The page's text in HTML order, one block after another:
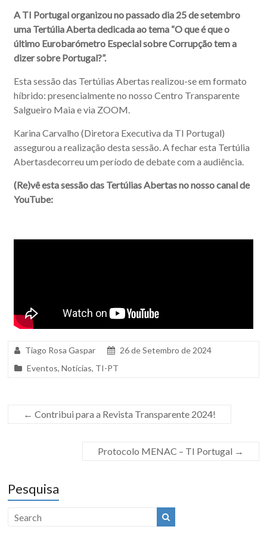
A TI Portugal organizou no passado dia 25 de setembro
uma Tertúlia Aberta dedicada ao tema “O que é que o
último Eurobarómetro Especial sobre Corrupção tem a
dizer sobre Portugal?”.
Esta sessão das Tertúlias Abertas realizou-se em formato
híbrido: presencialmente no nosso Centro Transparente
Salgueiro Maia e via ZOOM.
Karina Carvalho (Diretora Executiva da TI Portugal)
assegurou a realização desta sessão. A fechar esta Tertúlia
Abertasdecorreu um período de debate com a audiência.
(Re)vê esta sessão das Tertúlias Abertas no nosso canal de
YouTube:
Tiago Rosa Gaspar
26 de Setembro de 2024
Eventos,Notícias, TI-PT
← Contribui para a Revista Transparente 2024!
Protocolo MENAC – TI Portugal →
Pesquisa